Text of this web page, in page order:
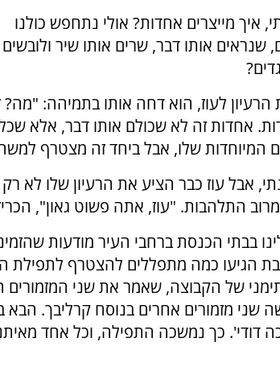
איך מייצרים אחדות? אולי נתחפש כולנו
שנראים אותו דבר, שרים אותו שיר ולובשים
לעוז, הוא דחה אותו בתמיהה: "מה?
אחדות זה לא שכולם אותו דבר, אלא
המיוחדות שלו, אבל ביחד זה מצטרף
אבל עוז כבר הציע את הרעיון שלו לא
התלהבות. "עוז, אתה פשוט גאון",
בבתי הכנסת ברחבי העיר מודעות
הגיעו כמה מתפללים להצטרף
של הקבוצה, שאמר את שני המזמורים
שני מזמורים אחרים בנוסח קרליבך. הבא
דודי'. כך נמשכה התפילה, וכל אחד